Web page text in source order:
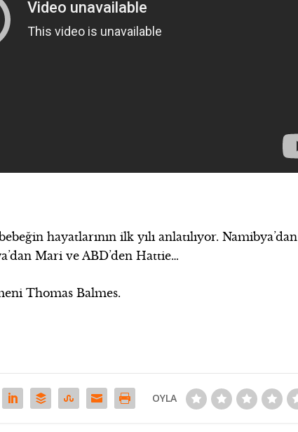
hayatlarının ilk yılı anlatılıyor. Namibya’dan
Mari ve ABD’den Hattie…
Thomas Balmes.
OYLA